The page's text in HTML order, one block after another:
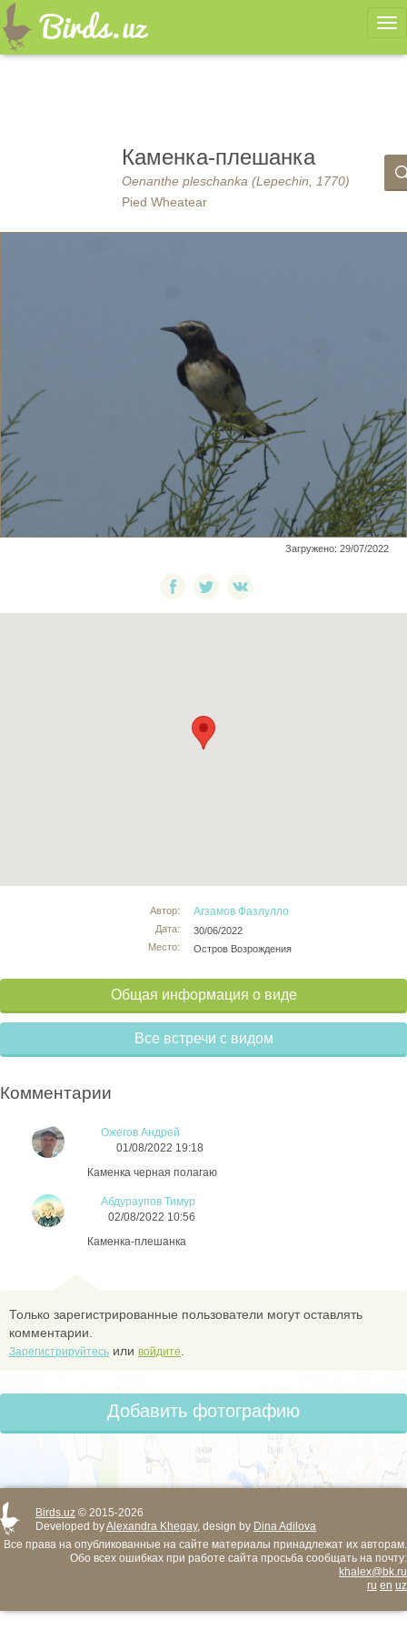
Каменка-плешанка
Oenanthe pleschanka (Lepechin, 1770)
Pied Wheatear
Загружено: 29/07/2022
Автор:
Дата:
Место:
Агзамов Фазлулло
30/06/2022
Остров Возрождения
Общая информация о виде
Все встречи с видом
Комментарии
Ожегов Андрей
01/08/2022 19:18
Каменка черная полагаю
Абдураупов Тимур
02/08/2022 10:56
Каменка-плешанка
Только зарегистрированные пользователи могут оставлять
комментарии.
Зарегистрируйтесь или войдите
Добавить фотографию
Birds.uz © 2015-2026
Developed byAlexandra Khegay, design by Dina Adilova
Все права на опубликованные на сайте материалы принадлежат их авторам.
Обо всех ошибках при работе сайта просьба сообщать на почту:
khalex@bk.ru
ru en uz